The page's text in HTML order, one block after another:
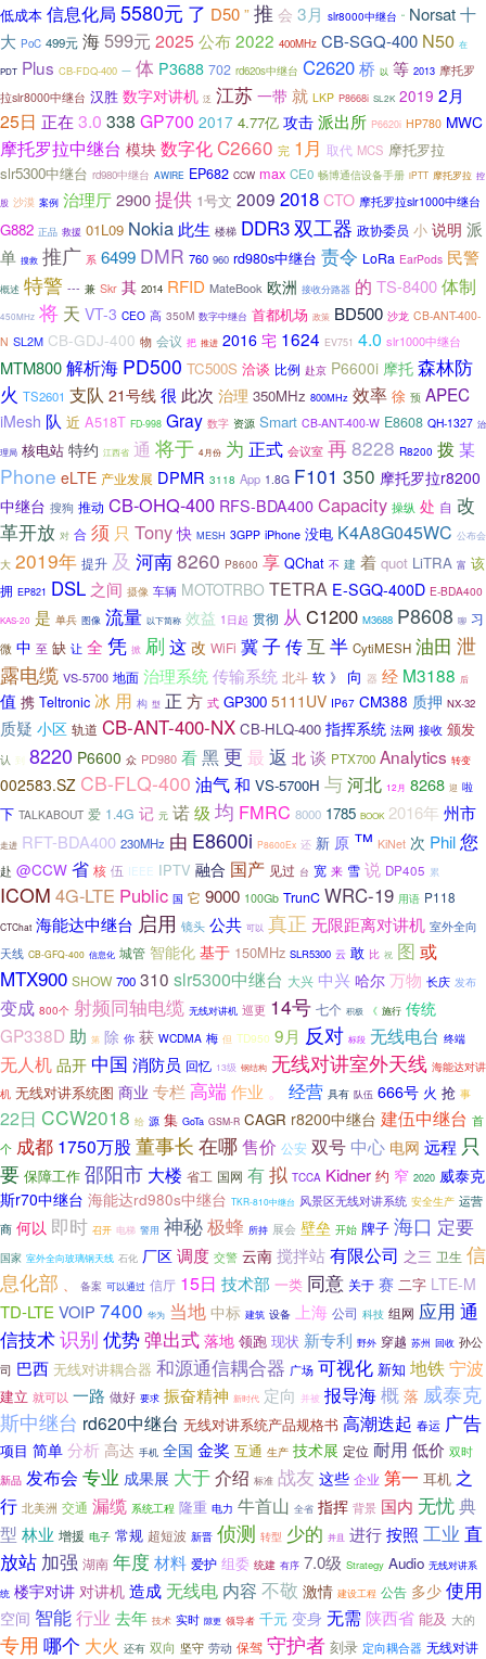
低成本 信息化局 5580元 了 D50 ” 推 会 3月 slr8000中继台 “ Norsat十
大 PoC 499元 海 599元 2025公布2022 400MHz CB-SGQ-400 N50 在
PDT Plus CB-FDQ-400 一 体 P3688 702 rd620s中继台 C2620桥 以 等 2013 摩托罗
拉slr8000中继台 汉胜 数字对讲机 泛 江苏一带 就 LKP P8668i SL2K 2019 2月
25日 正在 3.0 338 GP700 2017 4.77亿 攻击派出所 P6620i HP780 MWC
摩托罗拉中继台 模块 数字化 C2660 完 1月 取代 MCS 摩托罗拉
slr5300中继台 rd980中继台 AWIRE EP682 CCW max CE0 畅博通信设备手册 iPTT 摩托罗拉 控
股 沙漠 案例 治理厅2900提供 1号文 2009 2018 CTO 摩托罗拉slr1000中继台
G882 正品 救援 01L09 Nokia 此生 楼梯 DDR3双工器 政协委员 小 说明 派
单 搜救 推广 系 6499 DMR 760 960 rd980s中继台 责令 LoRa EarPods 民警
概述 特警 --- 兼 Skr 其 2014 RFID MateBook 欧洲 接收分路器 的 TS-8400体制
450MHz 将 天 VT-3 CEO 高 350M 数字中继台 首都机场 政策 BD500 沙龙 CB-ANT-400-
N SL2M CB-GDJ-400 物 会议 把 推进 2016 宅 1624 EV751 4.0 slr1000中继台
MTM800解析海 PD500 TC500S 洽谈 比例 赴京 P6600i 摩托 森林防
火 TS2601 支队 21号线 很 此次 治理 350MHz 800MHz 效率 徐 预 APEC
iMesh 队 近 A518T FD-998 Gray 数字 资源 Smart CB-ANT-400-W E8608 QH-1327 治
理局 核电站 特约 江西省 通 将于 4月份 为 正式 会议室 再8228 R8200 拨某
Phone eLTE 产业发展 DPMR 3118 App 1.8G F101 350 摩托罗拉r8200
中继台 搜狗 推动 CB-OHQ-400 RFS-BDA400 Capacity 操纵 处 自 改
革开放 对 合 须 只 Tony 快 MESH 3GPP iPhone 没电 K4A8G045WC 公布会
大 2019年 提升 及 河南8260 P8600 享 QChat 不 建 着 quot LiTRA 富 该
拥 EP821 DSL 之间 摄像 车辆 MOTOTRBO TETRA E-SGQ-400D E-BDA400
KAS-20 是 单兵 图像 流量 以下简称 效益 1日起 贯彻 从 C1200 M3688 P8608 聊 习
微 中 至 缺 让 全 凭 掀 刷 这 改 WiFi 冀子 传互 半 CytiMESH 油田 泄
露电缆 VS-5700 地面 治理系统传输系统 北斗 软 》 向 器 经 M3188 后
值 携 Teltronic 冰 用 构 型 正 方 式 GP300 5111UV IP67 CM388 质押 NX-32
质疑 小区 轨道 CB-ANT-400-NX CB-HLQ-400 指挥系统 法网 接收 颁发
认 到 8220 P6600 众 PD980 看黑 更 最 返 北 谈 PTX700 Analytics 转变
002583.SZ CB-FLQ-400 油气和 VS-5700H 与河北 12月 8268 迎 啦
下 TALKABOUT 爱 1.4G 记 元 诺级 均 FMRC 8000 1785 BOOK 2016年 州市
走进 RFT-BDA400 230MHz 由 E8600i P8600Ex 还 新 原 ™ KiNet 次 Phil您
赴 @CCW 省 核 伍 IEEE IPTV 融合 国产 见过 台 宽 来 雪 说 DP405 累
ICOM 4G-LTE Public 国 它 9000 100Gb TrunC WRC-19 用语 P118
CTChat 海能达中继台 启用 镜头 公共 可以 真正 无限距离对讲机 室外全向
天线 CB-GFQ-400 信息化 城管 智能化 基于 150MHz SLR5300 云 敢 比 祝 图 或
MTX900 SHOW 700 310 slr5300中继台 大兴 中兴 哈尔 万物 长庆 发布
变成 800个 射频同轴电缆 无线对讲机 巡更 14号 七个 积极 《 施行 传统
GP338D 助 第 除 你 获 WCDMA 梅 但 TD950 9月 反对 标段 无线电台 终端
无人机 品开 中国 消防员 回忆 13级 钢结构 无线对讲室外天线 海能达对讲
机 无线对讲系统图 商业 专栏 高端作业 。 经营 具有 队伍 666号 火 抢 事
22日 CCW2018 给 源 集 GoTa GSM-R CAGR r8200中继台 建伍中继台 首
个 成都 1750万股 董事长 在哪售价 公安 双号 中心 电网 远程 只
要 保障工作 邵阳市 大楼 省工 国网 有拟 TCCA Kidner 约 窄 2020 威泰克
斯r70中继台 海能达rd980s中继台 TKR-810中继台 风景区无线对讲系统 安全生产 运营
商 何以 即时 召开 电梯 警用 神秘极蜂 所持 展会 壁垒 开始 牌子 海口 定要
国家 室外全向玻璃钢天线 石化 厂区 调度 交警 云南 搅拌站有限公司 之三 卫生 信
息化部
备案 可以通过 信厅 15日 技术部 一类 同意 关于 赛 二字 LTE-M
TD-LTE VOIP 7400 华为 当地 中标 建筑 设备 上海 公司 科技 组网 应用 通
信技术识别 优势弹出式 落地 领跑 现状 新专利 野外 穿越 苏州 回收 孙公
司 巴西 无线对讲耦合器 和源通信耦合器 广场 可视化 新知 地铁宁波
建立 就可以 一路 做好 要求 振奋精神 新时代 定向 并被 报导海概 落 威泰克
斯中继台 rd620中继台 无线对讲系统产品规格书 高潮迭起 春运 广告
项目 简单 分析 高达 手机 全国 金奖 互通 生产 技术展 定位 耐用 低价 双时
新品 发布会 专业 成果展 大于介绍 标准 战友 这些 企业 第一 耳机 之
行 北美洲 交通 漏缆 系统工程 隆重 电力 牛首山 全省 指挥 背景 国内 无忧典
型 林业 增援 电子 常规 超短波 新晋 侦测 转型 少的 并且 进行按照 工业 直
放站 加强 湖南 年度材料 爱护 组委 统建 有序 7.0级 Strategy Audio 无线对讲系
统 楼宇对讲 对讲机 造成无线电 内容 不敬 激情 建设工程 公告 多少 使用
空间 智能行业 去年 技术 实时 隙更 领导者 千元 变身 无需 陕西省 能及 大的
专用 哪个 大火 还有 双向 坚守 劳动 保驾 守护者 刻录 定向耦合器 无线对讲